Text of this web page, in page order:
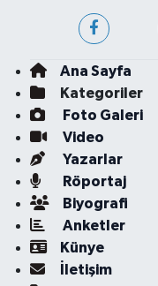
Ana Sayfa
Kategoriler
Foto Galeri
Video
Yazarlar
Röportaj
Biyografi
Anketler
Künye
İletişim